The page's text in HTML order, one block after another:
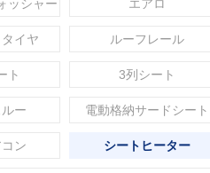
ッシャー エアロ
イヤ ルーフレール
ト 3列シート
ー 電動格納サードシート
ン シートヒーター